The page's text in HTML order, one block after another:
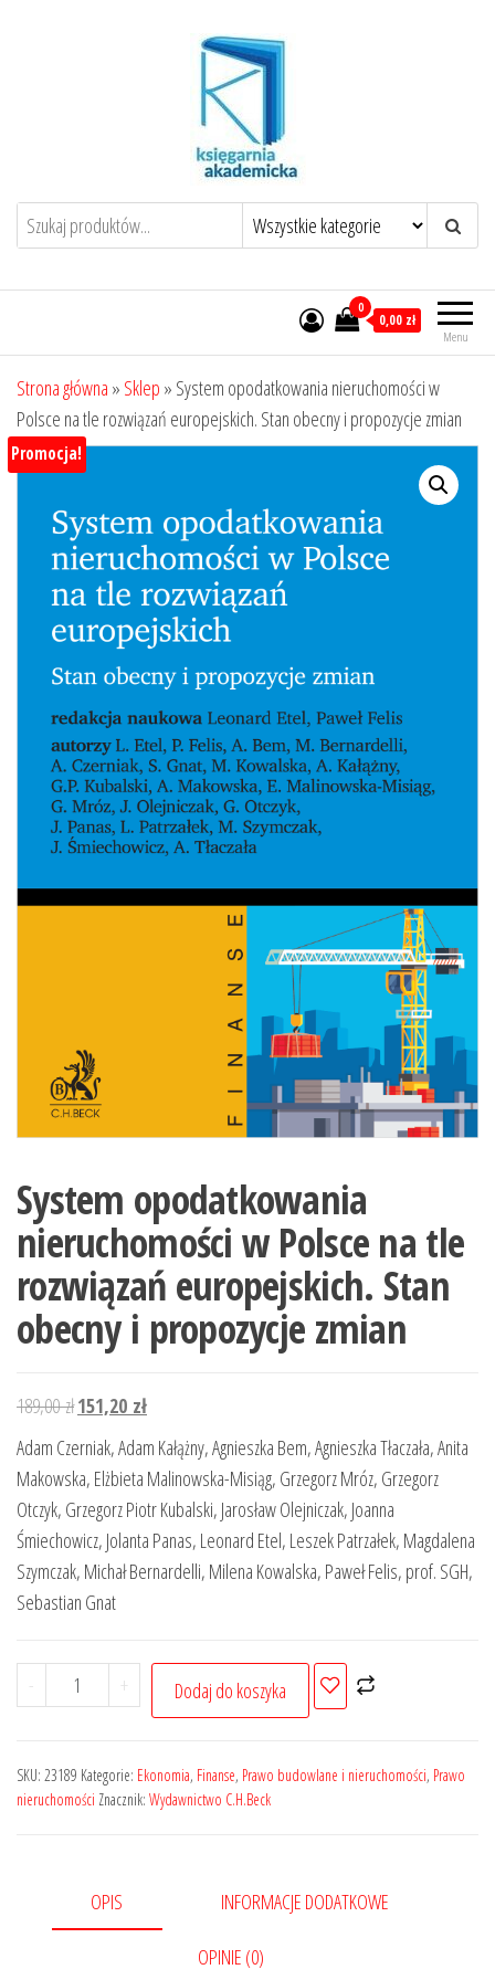
Menu
0
0,00 zł
Strona główna » Sklep » System opodatkowania nieruchomości w
Polsce na tle rozwiązań europejskich. Stan obecny i propozycje zmian
Promocja!
System opodatkowania
nieruchomości w Polsce na tle
rozwiązań europejskich. Stan
obecny i propozycje zmian
189,00złPierwotna
cena
wynosiła:
189,00 zł.
151,20 złAktualna
cena
wynosi:
151,20 zł.
Adam Czerniak, Adam Kałążny, Agnieszka Bem, Agnieszka Tłaczała, Anita
Makowska, Elżbieta Malinowska-Misiąg, Grzegorz Mróz, Grzegorz
Otczyk, Grzegorz Piotr Kubalski, Jarosław Olejniczak, Joanna
Śmiechowicz, Jolanta Panas, Leonard Etel, Leszek Patrzałek, Magdalena
Szymczak, Michał Bernardelli, Milena Kowalska, Paweł Felis, prof. SGH,
Sebastian Gnat
-
ilość
System
nieruchomości
w
rozwiązań
+ Dodaj do koszyka
SKU: 23189 Kategorie: Ekonomia, Finanse, Prawo budowlane i nieruchomości, Prawo
nieruchomości Znacznik: Wydawnictwo C.H.Beck
OPIS INFORMACJE DODATKOWE
OPINIE (0)